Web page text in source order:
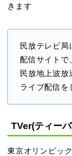
きます
民放テレビ局
配信サイトで
民放地上波放
ライブ配信を
TVer(ティー
東京オリンピッ